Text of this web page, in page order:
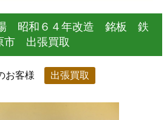
昭和６４年改造 銘板 鉄
市 出張買取
お客様 出張買取